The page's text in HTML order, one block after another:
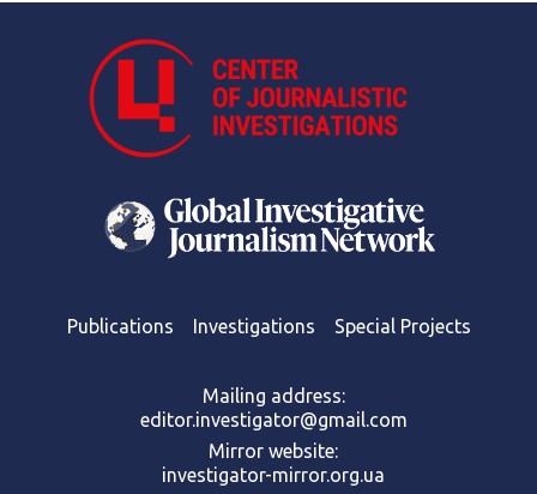
Publications Investigations Special Projects
Mailing address:
editor.investigator@gmail.com
Mirror website:
investigator-mirror.org.ua